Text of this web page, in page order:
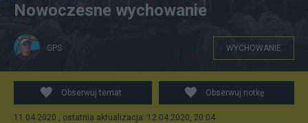
Nowoczesne wychowanie
GPS WYCHOWANIE
Obserwuj temat Obserwuj notkę
11.04.2020 , ostatnia aktualizacja: 12.04.2020, 20:04